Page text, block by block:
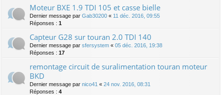
Moteur BXE 1.9 TDI 105 et casse bielle
Dernier message par Gab30200 « 11 déc. 2016, 09:55
Réponses : 1
Capteur G28 sur touran 2.0 TDI 140
Dernier message par sfersystem « 05 déc. 2016, 19:38
Réponses : 17
remontage circuit de suralimentation touran moteur
BKD
Dernier message par nico41 « 24 nov. 2016, 08:31
Réponses : 4